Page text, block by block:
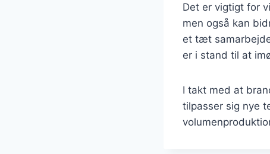
Det er vigtigt for
men også kan
et tæt
er i stand til at
I takt med at
tilpasser sig nye